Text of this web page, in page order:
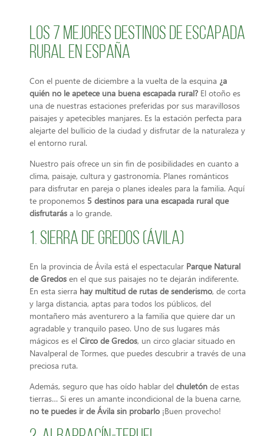
Los 7 mejores destinos de escapada
rural en España
Con el puente de diciembre a la vuelta de la esquina ¿a
quién no le apetece una buena escapada rural? El otoño es
una de nuestras estaciones preferidas por sus maravillosos
paisajes y apetecibles manjares. Es la estación perfecta para
alejarte del bullicio de la ciudad y disfrutar de la naturaleza y
el entorno rural.
Nuestro país ofrece un sin fin de posibilidades en cuanto a
clima, paisaje, cultura y gastronomía. Planes románticos
para disfrutar en pareja o planes ideales para la familia. Aquí
te proponemos 5 destinos para una escapada rural que
disfrutarás a lo grande.
1. Sierra de Gredos (Ávila)
En la provincia de Ávila está el espectacular Parque Natural
de Gredos en el que sus paisajes no te dejarán indiferente.
En esta sierra hay multitud de rutas de senderismo, de corta
y larga distancia, aptas para todos los públicos, del
montañero más aventurero a la familia que quiere dar un
agradable y tranquilo paseo. Uno de sus lugares más
mágicos es el Circo de Gredos, un circo glaciar situado en
Navalperal de Tormes, que puedes descubrir a través de una
preciosa ruta.
Además, seguro que has oído hablar del chuletón de estas
tierras… Si eres un amante incondicional de la buena carne,
no te puedes ir de Ávila sin probarlo ¡Buen provecho!